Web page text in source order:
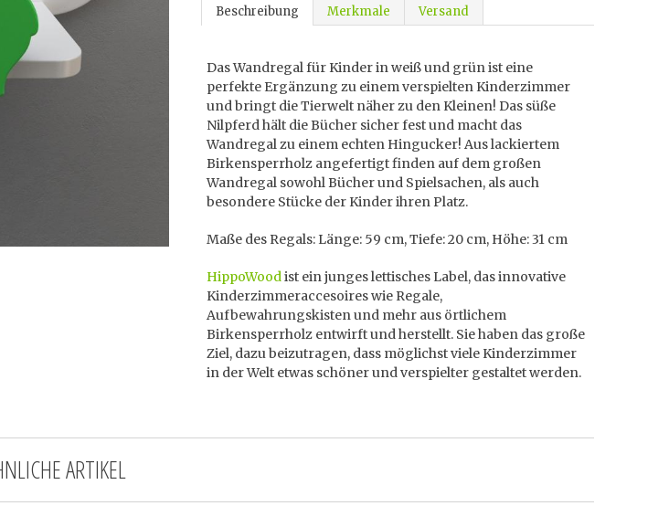
Beschreibung Merkmale Versand
Das Wandregal für Kinder in weiß und grün ist eine
perfekte Ergänzung zu einem verspielten Kinderzimmer
und bringt die Tierwelt näher zu den Kleinen! Das süße
Nilpferd hält die Bücher sicher fest und macht das
Wandregal zu einem echten Hingucker! Aus lackiertem
Birkensperrholz angefertigt finden auf dem großen
Wandregal sowohl Bücher und Spielsachen, als auch
besondere Stücke der Kinder ihren Platz.
Maße des Regals: Länge: 59 cm, Tiefe: 20 cm, Höhe: 31 cm
HippoWoodist ein junges lettisches Label, das innovative
Kinderzimmeraccesoires wie Regale,
Aufbewahrungskisten und mehr aus örtlichem
Birkensperrholz entwirft und herstellt. Sie haben das große
Ziel, dazu beizutragen, dass möglichst viele Kinderzimmer
in der Welt etwas schöner und verspielter gestaltet werden.
ARTIKEL